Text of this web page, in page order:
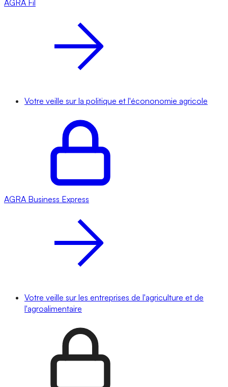
AGRA Fil
Votre veille sur la politique et l'écononomie agricole
AGRA Business Express
Votre veille sur les entreprises de l'agriculture et de
l'agroalimentaire